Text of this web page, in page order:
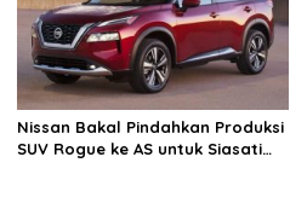
Nissan Bakal Pindahkan Produksi
SUV Rogue ke AS untuk Siasati